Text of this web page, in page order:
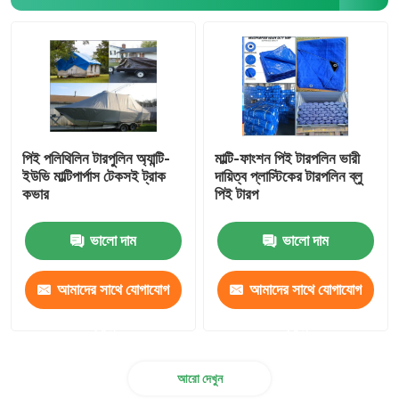
ভেলক্রো হুক এন্ড লুপ
পলিপ্রোপিলিন মাটির আবরণ
পিই পলিথিলিন টারপুলিন অ্যান্টি-
ইউভি মাল্টিপার্পাস টেকসই ট্রাক
কভার
ভালো দাম
আমাদের সাথে যোগাযোগ
মাল্টি-ফাংশন পিই টারপলিন ভারী
দায়িত্ব প্লাস্টিকের টারপলিন ব্লু
পিই টারপ
ভালো দাম
আমাদের সাথে যোগাযোগ
আরো দেখুন